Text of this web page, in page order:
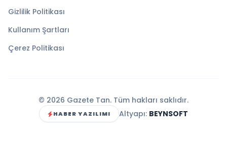
Gizlilik Politikası
Kullanım Şartları
Çerez Politikası
© 2026 Gazete Tan. Tüm hakları saklıdır.
HABER YAZILIMI Altyapı: BEYNSOFT